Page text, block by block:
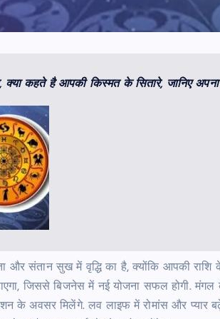
कहते है आपकी किस्मत के सितारे, जानिए अपना
संतान सुख में वृद्धि का है, क्योंकि आपकी राशि
जिससे बिजनेस में नई योजना सफल होगी.
के अवसर मिलेंगे. लव लाइफ में रोमांस और प्यार